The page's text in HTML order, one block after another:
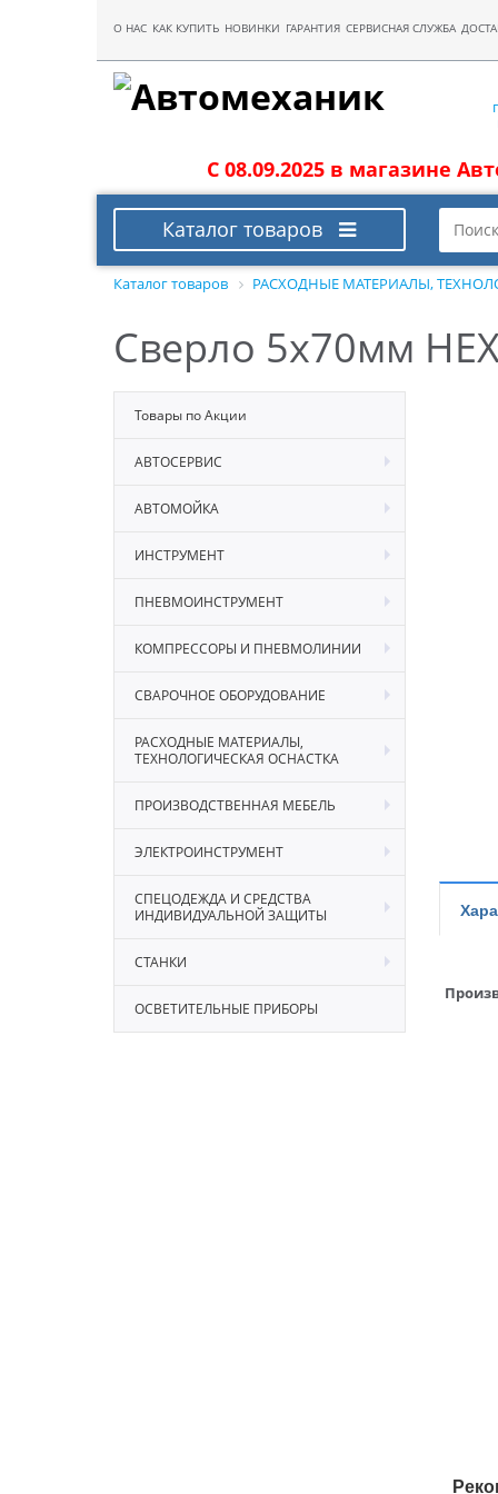
О НАС КАК КУПИТЬ НОВИНКИ ГАРАНТИЯ СЕРВИСНАЯ СЛУЖБА
С 08.09.2025 в магазине
Каталог товаров
Каталог товаров РАСХОДНЫЕ МАТЕРИАЛЫ,
Сверло 5х70мм
Товары по Акции
АВТОСЕРВИС
АВТОМОЙКА
ИНСТРУМЕНТ
ПНЕВМОИНСТРУМЕНТ
КОМПРЕССОРЫ И ПНЕВМОЛИНИИ
СВАРОЧНОЕ ОБОРУДОВАНИЕ
РАСХОДНЫЕ МАТЕРИАЛЫ,
ТЕХНОЛОГИЧЕСКАЯ ОСНАСТКА
ПРОИЗВОДСТВЕННАЯ МЕБЕЛЬ
ЭЛЕКТРОИНСТРУМЕНТ
СПЕЦОДЕЖДА И СРЕДСТВА
ИНДИВИДУАЛЬНОЙ ЗАЩИТЫ
СТАНКИ
ОСВЕТИТЕЛЬНЫЕ ПРИБОРЫ